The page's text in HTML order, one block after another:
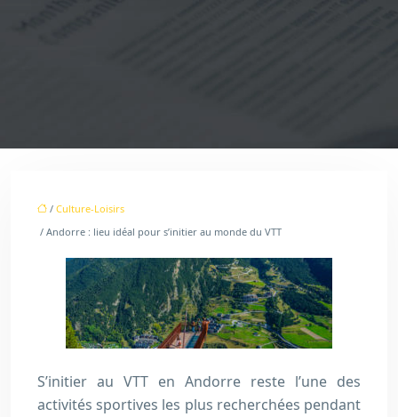
/ Culture-Loisirs
/ Andorre : lieu idéal pour s’initier au monde du VTT
S’initier au VTT en Andorre reste l’une des
activités sportives les plus recherchées pendant